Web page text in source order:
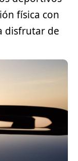
física con
disfrutar de